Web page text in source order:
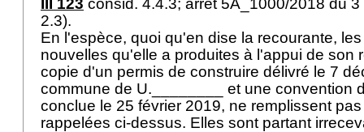
III 123 consid. 4.4.3; arrêt 5A_1000/2018 du
2.3).
En l'espèce, quoi qu'en dise la recourante,
nouvelles qu'elle a produites à l'appui de son
copie d'un permis de construire délivré le 7
commune de U.________ et une convention
conclue le 25 février 2019, ne remplissent
rappelées ci-dessus. Elles sont partant